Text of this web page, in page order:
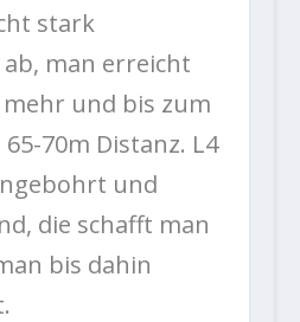
stark
man erreicht
und bis zum
70m Distanz. L4
und
die schafft man
bis dahin